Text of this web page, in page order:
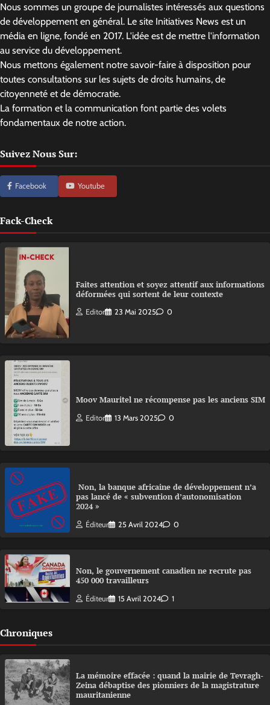
Nous sommes un groupe de journalistes intéressés aux questions
de développement en général. Le site Initiatives News est un
média en ligne, fondé en 2017. L'idée est de mettre l'information
au service du développement.
Nous mettons également notre savoir-faire à disposition pour
toutes consultations sur les sujets de droits humains, de
citoyenneté et de démocratie.
La formation et la communication font partie des volets
fondamentaux de notre action.
Suivez Nous Sur:
Facebook Youtube
Fack-Check
Faites attention et soyez attentif aux informations
déformées qui sortent de leur contexte
Editor 23 Mai 2025 0
Moov Mauritel ne récompense pas les anciens SIM
Editor 13 Mars 2025 0
Non, la banque africaine de développement n’a
pas lancé de « subvention d’autonomisation
2024 »
Éditeur 25 Avril 2024 0
Non, le gouvernement canadien ne recrute pas
450 000 travailleurs
Éditeur 15 Avril 2024 1
Chroniques
La mémoire effacée : quand la mairie de Tevragh-
Zeina débaptise des pionniers de la magistrature
mauritanienne